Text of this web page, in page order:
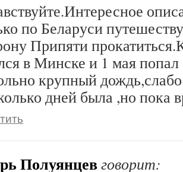
по Беларуси
Припяти
в Минске и 1 мая попал
крупный
дней была ,но пока
Полуянцевговорит: